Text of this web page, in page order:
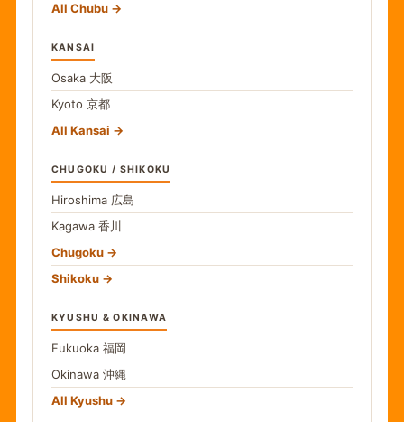
All Chubu
KANSAI
Osaka 大阪
Kyoto 京都
All Kansai
CHUGOKU / SHIKOKU
Hiroshima 広島
Kagawa 香川
Chugoku
Shikoku
KYUSHU & OKINAWA
Fukuoka 福岡
Okinawa 沖縄
All Kyushu